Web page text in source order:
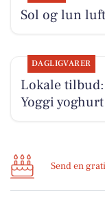
Sol og lun
DAGLIGVARER
Lokale
Yoggi
Send en